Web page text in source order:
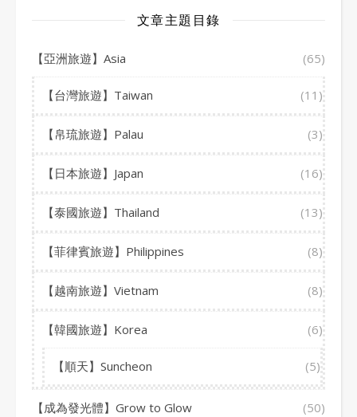
文章主題目錄
【亞洲旅遊】Asia (65)
【台灣旅遊】Taiwan (11)
【帛琉旅遊】Palau (3)
【日本旅遊】Japan (16)
【泰國旅遊】Thailand (13)
【菲律賓旅遊】Philippines (8)
【越南旅遊】Vietnam (8)
【韓國旅遊】Korea (6)
【順天】Suncheon (5)
【成為發光體】Grow to Glow (50)